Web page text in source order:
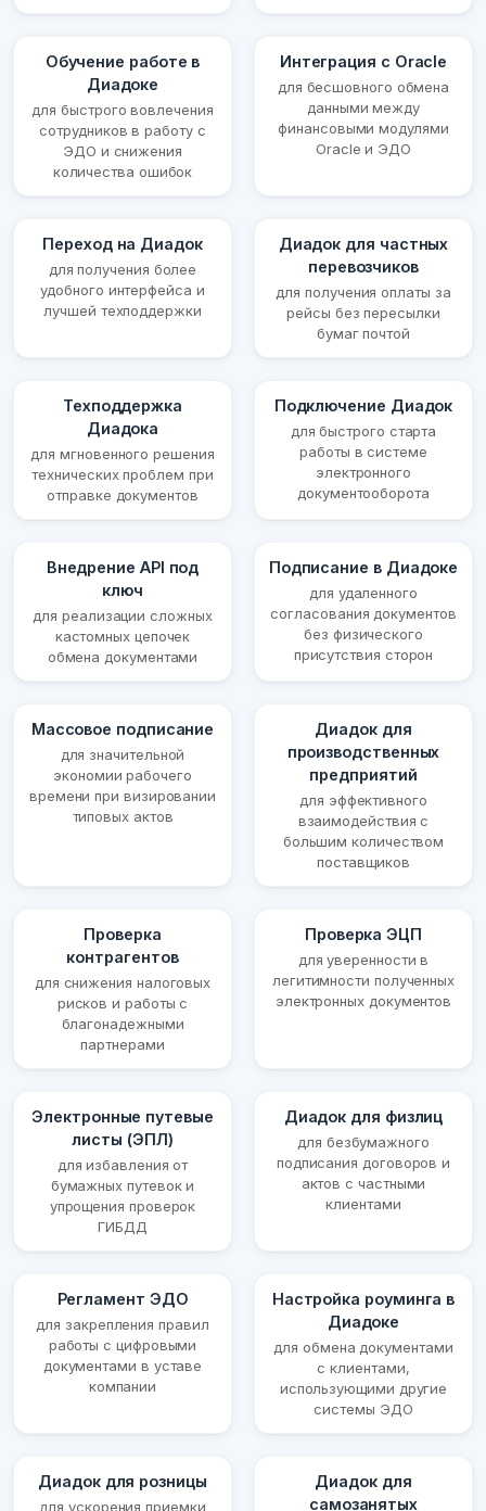
Обучение работе в
Диадоке
для быстрого вовлечения
сотрудников в работу с
ЭДО и снижения
количества ошибок
Интеграция с Oracle
для бесшовного обмена
данными между
финансовыми модулями
Oracle и ЭДО
Переход на Диадок
для получения более
удобного интерфейса и
лучшей техподдержки
Диадок для частных
перевозчиков
для получения оплаты за
рейсы без пересылки
бумаг почтой
Техподдержка
Диадока
для мгновенного решения
технических проблем при
отправке документов
Подключение Диадок
для быстрого старта
работы в системе
электронного
документооборота
Внедрение API под
ключ
для реализации сложных
кастомных цепочек
обмена документами
Подписание в Диадоке
для удаленного
согласования документов
без физического
присутствия сторон
Массовое подписание
для значительной
экономии рабочего
времени при визировании
типовых актов
Диадок для
производственных
предприятий
для эффективного
взаимодействия с
большим количеством
поставщиков
Проверка
контрагентов
для снижения налоговых
рисков и работы с
благонадежными
партнерами
Проверка ЭЦП
для уверенности в
легитимности полученных
электронных документов
Электронные путевые
листы (ЭПЛ)
для избавления от
бумажных путевок и
упрощения проверок
ГИБДД
Диадок для физлиц
для безбумажного
подписания договоров и
актов с частными
клиентами
Регламент ЭДО
для закрепления правил
работы с цифровыми
документами в уставе
компании
Настройка роуминга в
Диадоке
для обмена документами
с клиентами,
использующими другие
системы ЭДО
Диадок для розницы
для ускорения приемки
Диадок для
самозанятых